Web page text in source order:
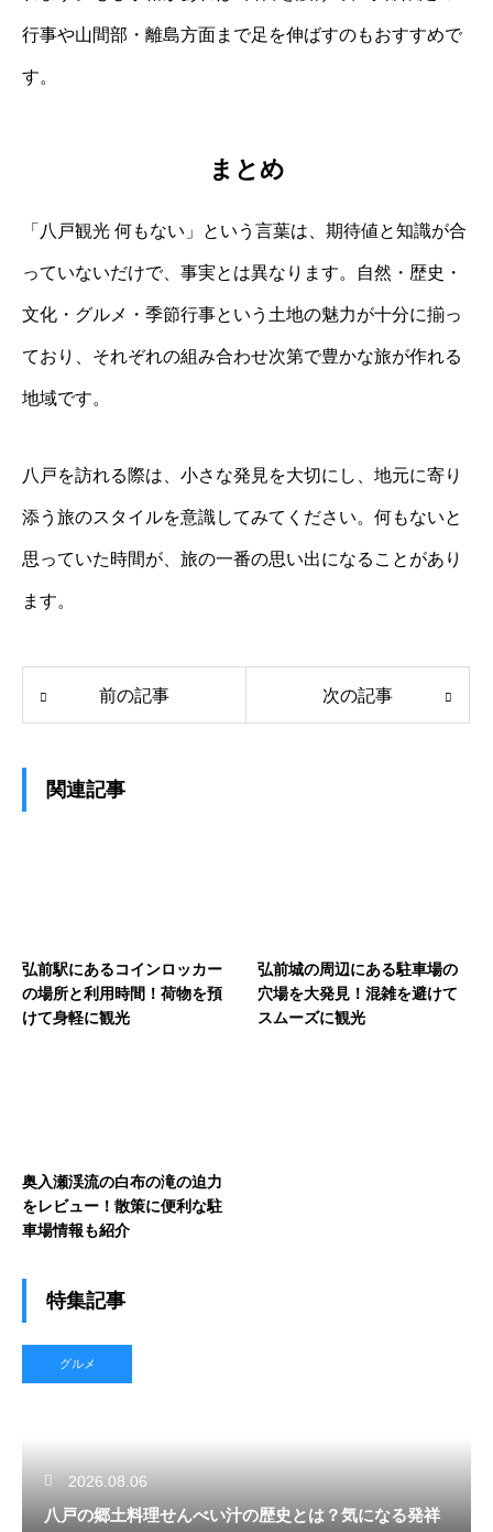
行事や山間部・離島方面まで足を伸ばすのもおすすめで
す。
まとめ
「八戸観光 何もない」という言葉は、期待値と知識が合
っていないだけで、事実とは異なります。自然・歴史・
文化・グルメ・季節行事という土地の魅力が十分に揃っ
ており、それぞれの組み合わせ次第で豊かな旅が作れる
地域です。
八戸を訪れる際は、小さな発見を大切にし、地元に寄り
添う旅のスタイルを意識してみてください。何もないと
思っていた時間が、旅の一番の思い出になることがあり
ます。
前の記事 次の記事
関連記事
弘前駅にあるコインロッカー
の場所と利用時間！荷物を預
けて身軽に観光
弘前城の周辺にある駐車場の
穴場を大発見！混雑を避けて
スムーズに観光
奥入瀬渓流の白布の滝の迫力
をレビュー！散策に便利な駐
車場情報も紹介
特集記事
グルメ
2026.08.06
八戸の郷土料理せんべい汁の歴史とは？気になる発祥